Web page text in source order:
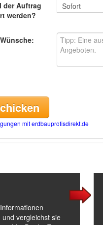
der Auftrag
werden?
mit erdbauprofisdirekt.de
vergleichst sie